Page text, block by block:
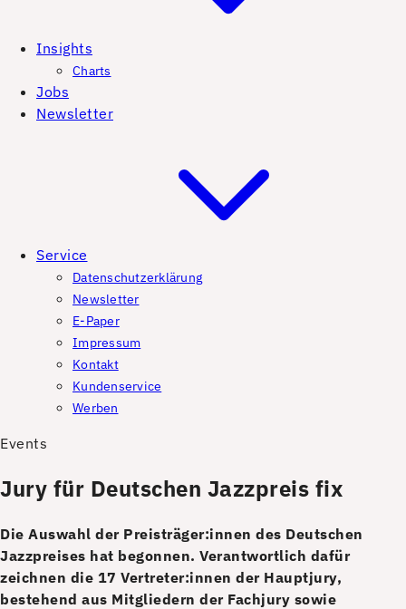
Insights
Charts
Jobs
Newsletter
Service
Datenschutzerklärung
Newsletter
E-Paper
Impressum
Kontakt
Kundenservice
Werben
Events
Jury für Deutschen Jazzpreis fix
Die Auswahl der Preisträger:innen des Deutschen
Jazzpreises hat begonnen. Verantwortlich dafür
zeichnen die 17 Vertreter:innen der Hauptjury,
bestehend aus Mitgliedern der Fachjury sowie